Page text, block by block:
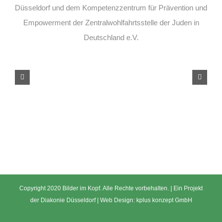
Düsseldorf und dem Kompetenzzentrum für Prävention und
Empowerment der Zentralwohlfahrtsstelle der Juden in
Deutschland e.V.
Copyright 2020 Bilder im Kopf. Alle Rechte vorbehalten. | Ein Projekt
der Diakonie Düsseldorf | Web Design: kplus konzept GmbH